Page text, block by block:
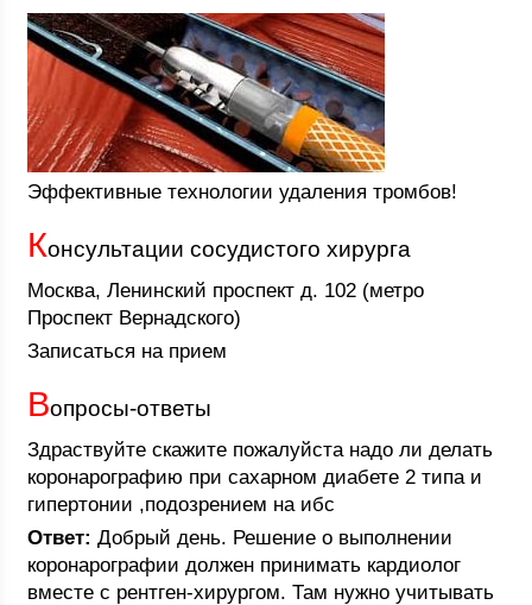
Эффективные технологии удаления тромбов!
Консультации сосудистого хирурга
Москва, Ленинский проспект д. 102 (метро
Проспект Вернадского)
Записаться на прием
Вопросы-ответы
Здраствуйте скажите пожалуйста надо ли делать
коронарографию при сахарном диабете 2 типа и
гипертонии ,подозрением на ибс
Ответ: Добрый день. Решение о выполнении
коронарографии должен принимать кардиолог
вместе с рентген-хирургом. Там нужно учитывать